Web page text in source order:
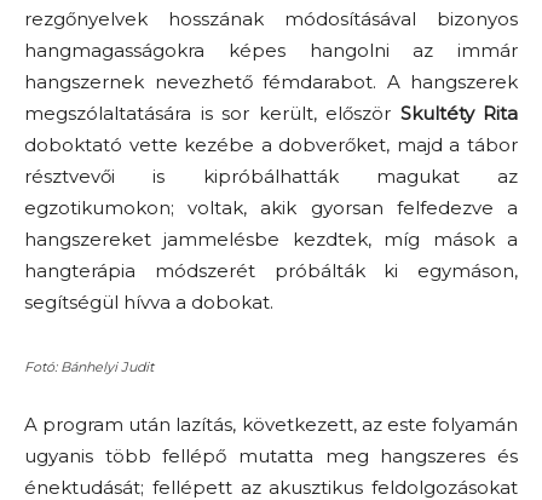
rezgőnyelvek hosszának módosításával bizonyos
hangmagasságokra képes hangolni az immár
hangszernek nevezhető fémdarabot. A hangszerek
megszólaltatására is sor került, először Skultéty Rita
doboktató vette kezébe a dobverőket, majd a tábor
résztvevői is kipróbálhatták magukat az
egzotikumokon; voltak, akik gyorsan felfedezve a
hangszereket jammelésbe kezdtek, míg mások a
hangterápia módszerét próbálták ki egymáson,
segítségül hívva a dobokat.
Fotó: Bánhelyi Judit
A program után lazítás, következett, az este folyamán
ugyanis több fellépő mutatta meg hangszeres és
énektudását; fellépett az akusztikus feldolgozásokat